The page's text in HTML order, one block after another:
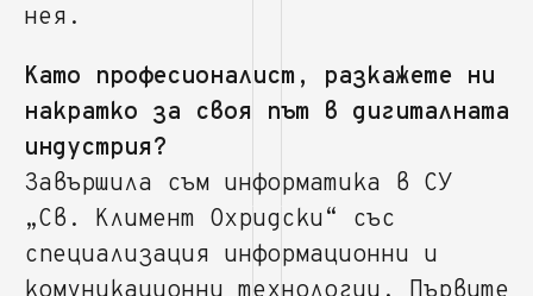
нея.
Като професионалист, разкажете ни
накратко за своя път в дигиталната
индустрия?
Завършила съм информатика в СУ
„Св. Климент Охридски“ със
специализация информационни и